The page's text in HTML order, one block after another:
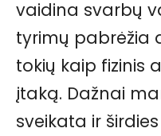
vaidina svarbų
tyrimų pabrėžia
tokių kaip fizinis
įtaką. Dažnai
sveikata ir